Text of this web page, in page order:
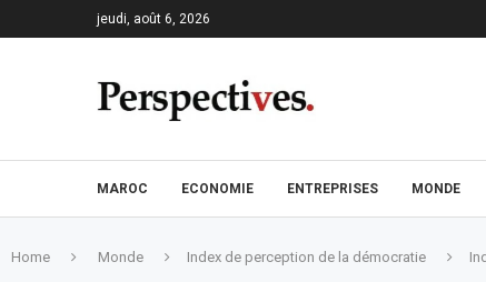
jeudi, août 6, 2026
MAROC ECONOMIE ENTREPRISES MONDE
Home Monde Index de perception de la démocratie